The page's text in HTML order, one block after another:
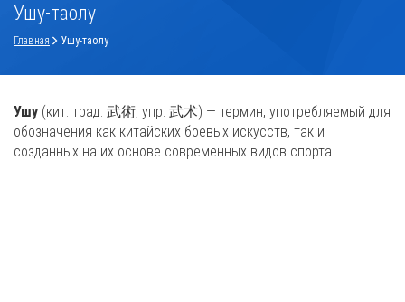
Ушу-таолу
Главная Ушу-таолу
Ушу (кит. трад. 武術, упр. 武术) — термин, употребляемый для
обозначения как китайских боевых искусств, так и
созданных на их основе современных видов спорта.